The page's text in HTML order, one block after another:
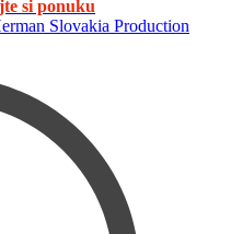
si ponuku